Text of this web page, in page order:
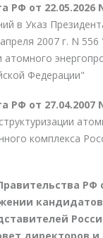
РФ от 22.05.2026
в Указ
2007 г. N 556
атомного
Федерации"
РФ от 27.04.2007
комплекса
РФ